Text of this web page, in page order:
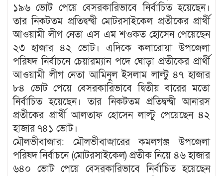
১৯৬ ভোট পেয়ে বেসরকারিভাবে নির্বাচিত হয়েছেন।
তার নিকটতম প্রতিদ্বন্দ্বী মোটরসাইকেল প্রতীকের প্রার্থী
আওয়ামী লীগ নেতা এস এম শওকত হোসেন পেয়েছেন
২৩ হাজার ৪২ ভোট। এদিকে কলারোয়া উপজেলা
পরিষদ নির্বাচনে চেয়ারম্যান পদে ঘোড়া প্রতীকের প্রার্থী
আওয়ামী লীগ নেতা আমিনুল ইসলাম লাল্টু ৪৭ হাজার
৮৪ ভোট পেয়ে বেসরকারিভাবে দ্বিতীয় বারের মতো
নির্বাচিত হয়েছেন। তার নিকটতম প্রতিদ্বন্দ্বী আনারস
প্রতীকের প্রার্থী আলতাফ হোসেন লাল্টু পেয়েছেন ৪২
হাজার ৭৪১ ভোট।
মৌলভীবাজার: মৌলভীবাজারের কমলগঞ্জ উপজেলা
পরিষদ নির্বাচনে (মোটরসাইকেল) প্রতীক নিয়ে ৪৬ হাজার
৬৪০ ভোট পেয়ে বেসরকারিভাবে নির্বাচিত হয়েছেন